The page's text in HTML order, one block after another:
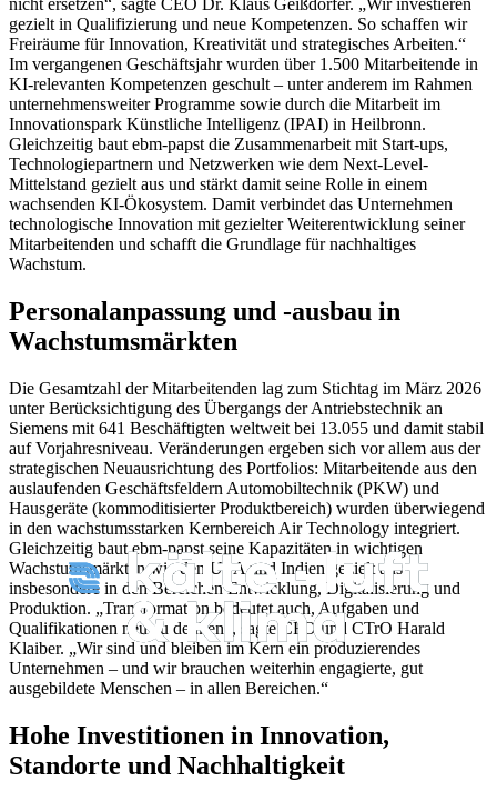
gezielt in Qualifizierung und neue Kompetenzen. So schaffen wir
Freiräume für Innovation, Kreativität und strategisches Arbeiten.“
Im vergangenen Geschäftsjahr wurden über 1.500 Mitarbeitende in
KI-relevanten Kompetenzen geschult – unter anderem im Rahmen
unternehmensweiter Programme sowie durch die Mitarbeit im
Innovationspark Künstliche Intelligenz (IPAI) in Heilbronn.
Gleichzeitig baut ebm-papst die Zusammenarbeit mit Start-ups,
Technologiepartnern und Netzwerken wie dem Next-Level-
Mittelstand gezielt aus und stärkt damit seine Rolle in einem
wachsenden KI-Ökosystem. Damit verbindet das Unternehmen
technologische Innovation mit gezielter Weiterentwicklung seiner
Mitarbeitenden und schafft die Grundlage für nachhaltiges
Wachstum.
Personalanpassung und -ausbau in
Wachstumsmärkten
Die Gesamtzahl der Mitarbeitenden lag zum Stichtag im März 2026
unter Berücksichtigung des Übergangs der Antriebstechnik an
Siemens mit 641 Beschäftigten weltweit bei 13.055 und damit stabil
auf Vorjahresniveau. Veränderungen ergeben sich vor allem aus der
strategischen Neuausrichtung des Portfolios: Mitarbeitende aus den
auslaufenden Geschäftsfeldern Automobiltechnik (PKW) und
Hausgeräte (kommoditisierter Produktbereich) wurden überwiegend
in den wachstumsstarken Kernbereich Air Technology integriert.
Gleichzeitig baut ebm-papst seine Kapazitäten in wichtigen
Wachstumsmärkten wie den USA und Indien gezielt aus –
insbesondere in den Bereichen Entwicklung, Digitalisierung und
Produktion. „Transformation bedeutet auch, Aufgaben und
Qualifikationen neu zu denken“, sagte CFO und CTrO Harald
Klaiber. „Wir sind und bleiben im Kern ein produzierendes
Unternehmen – und wir brauchen weiterhin engagierte, gut
ausgebildete Menschen – in allen Bereichen.“
Hohe Investitionen in Innovation,
Standorte und Nachhaltigkeit